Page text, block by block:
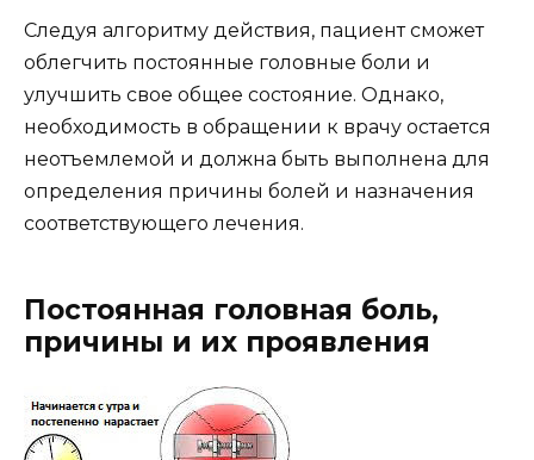
Следуя алгоритму действия, пациент сможет
облегчить постоянные головные боли и
улучшить свое общее состояние. Однако,
необходимость в обращении к врачу остается
неотъемлемой и должна быть выполнена для
определения причины болей и назначения
соответствующего лечения.
Постоянная головная боль,
причины и их проявления